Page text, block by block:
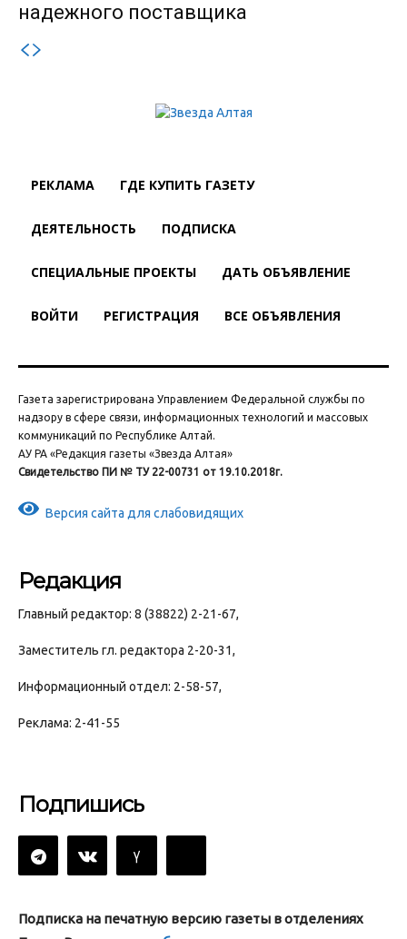
надежного поставщика
РЕКЛАМА ГДЕ КУПИТЬ ГАЗЕТУ
ДЕЯТЕЛЬНОСТЬ ПОДПИСКА
СПЕЦИАЛЬНЫЕ ПРОЕКТЫ ДАТЬ ОБЪЯВЛЕНИЕ
ВОЙТИ РЕГИСТРАЦИЯ ВСЕ ОБЪЯВЛЕНИЯ
Газета зарегистрирована Управлением Федеральной службы по
надзору в сфере связи, информационных технологий и массовых
коммуникаций по Республике Алтай.
АУ РА «Редакция газеты «Звезда Алтая»
Свидетельство ПИ № ТУ 22-00731 от 19.10.2018г.
Версия сайта для слабовидящих
Редакция
Главный редактор: 8 (38822) 2-21-67,
Заместитель гл. редактора 2-20-31,
Информационный отдел: 2-58-57,
Реклама: 2-41-55
Подпишись
Подписка на печатную версию газеты в отделениях